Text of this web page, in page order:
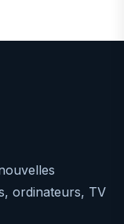
ordinateurs, TV